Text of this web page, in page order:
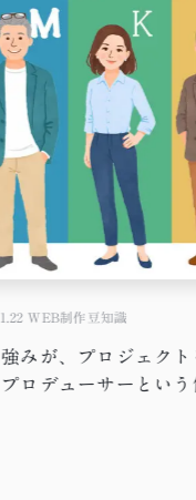
WEB制作豆知識
みが、プロジェク
ロデューサーという